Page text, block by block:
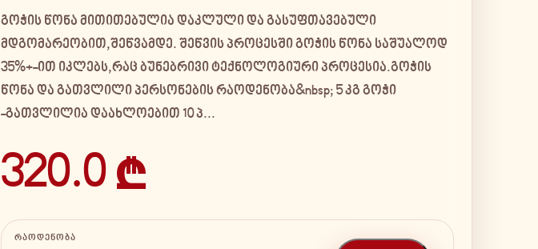
გოჭის წონა მითითებულია დაკლული და გასუფთავებული
მდგომარეობით,შეწვამდე. შეწვის პროცესში გოჭის წონა საშუალოდ
35%+-ით იკლებს,რაც ბუნებრივი ტექნოლოგიური პროცესია.გოჭის
წონა და გათვლილი პერსონების რაოდენობა&nbsp; 5 კგ გოჭი
-გათვლილია დაახლოებით 10 პ...
320.0 ₾
ᲠᲐᲝᲓᲔᲜᲝᲑᲐ